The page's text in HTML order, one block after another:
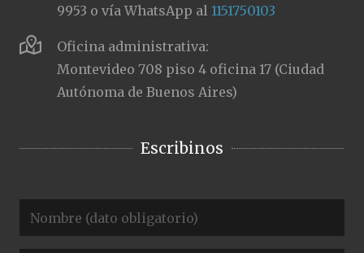
9953 o vía WhatsApp al1151750103
Oficina administrativa:
Montevideo 708 piso 4 oficina 17 (Ciudad
Autónoma de Buenos Aires)
Escribinos